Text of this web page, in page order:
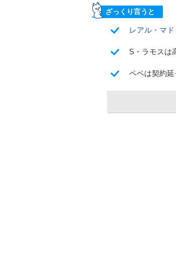
ざっくり言うと
レアル・マド
S・ラモスは
ペペは契約